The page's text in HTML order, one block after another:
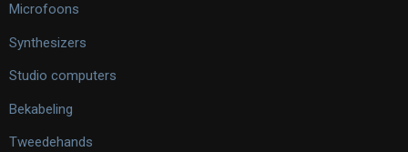
Microfoons
Synthesizers
Studio computers
Bekabeling
Tweedehands